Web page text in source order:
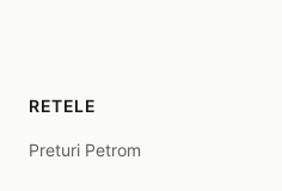
RETELE
Preturi Petrom